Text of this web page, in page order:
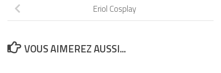
Eriol Cosplay
VOUS AIMEREZ AUSSI...